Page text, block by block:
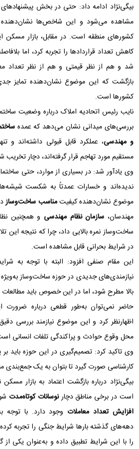
بیگی‌نژاد ادامه داد: حتی در بخش
مشاهده می‌شود و این شاخص‌ها نشان‌دهنده
کشور‌های منطقه است. در مقابل، بازار مسکن
کاهش تعداد قرارداد‌ها را تجربه کرد، اما
شد و هم از نظر قیمتی و هم از نظر تعداد
بازگشت که این موضوع نشان‌دهنده تمایز
کشور‌ها است.
نایب رئیس اتحادیه املاک درباره وضعیت
بررسی‌های میدانی نشان می‌دهد که عمده
و مهندسی، عملکرد قابل قبولی داشته‌اند و
مستقیم مورد تهاجم قرار گرفته‌اند، دچار تخریب
وی یادآور شد: در بسیاری از موارد، حتی
ندیده‌اند و خسارات عمدتاً به شکست
موضوع نشان‌دهنده کیفیتمناسب ساخت‌وساز
مهندسان، سازمان نظام مهندسی و همچنین
ساخت‌وساز نمره بالایی داد، چرا که نتیجه این
در شرایط بحرانی قابل مشاهده است.
این مقام صنفی افزود: البته با توجه به
نیازمندی‌های جدیدی در حوزه ساخت‌وساز
بالا مطرح شود، اما در این خصوص باید
حاضر نمی‌توان به‌طور قطعی درباره ضرورت
اظهارنظر کرد و این موضوع نیازمند بررسی
محل وقوع حوادث و پراکندگی تلفات انسانی
وی تاکید کرد: تصمیم‌گیری در این حوزه باید
کارشناسی صورت گیرد تا بتوان به یک جمع‌بندی
بیگی‌نژاد درباره بازگشت اعتماد به بازار
است در برخی مناطق دچارنوسانات کوتاه‌مدت
افزایش تعداد معاملات وجود دارد. با توجه
دهه‌های گذشته بار‌ها شرایط جنگی را تجربه
را با این شرایط تطبیق داده و به‌عنوان یکی